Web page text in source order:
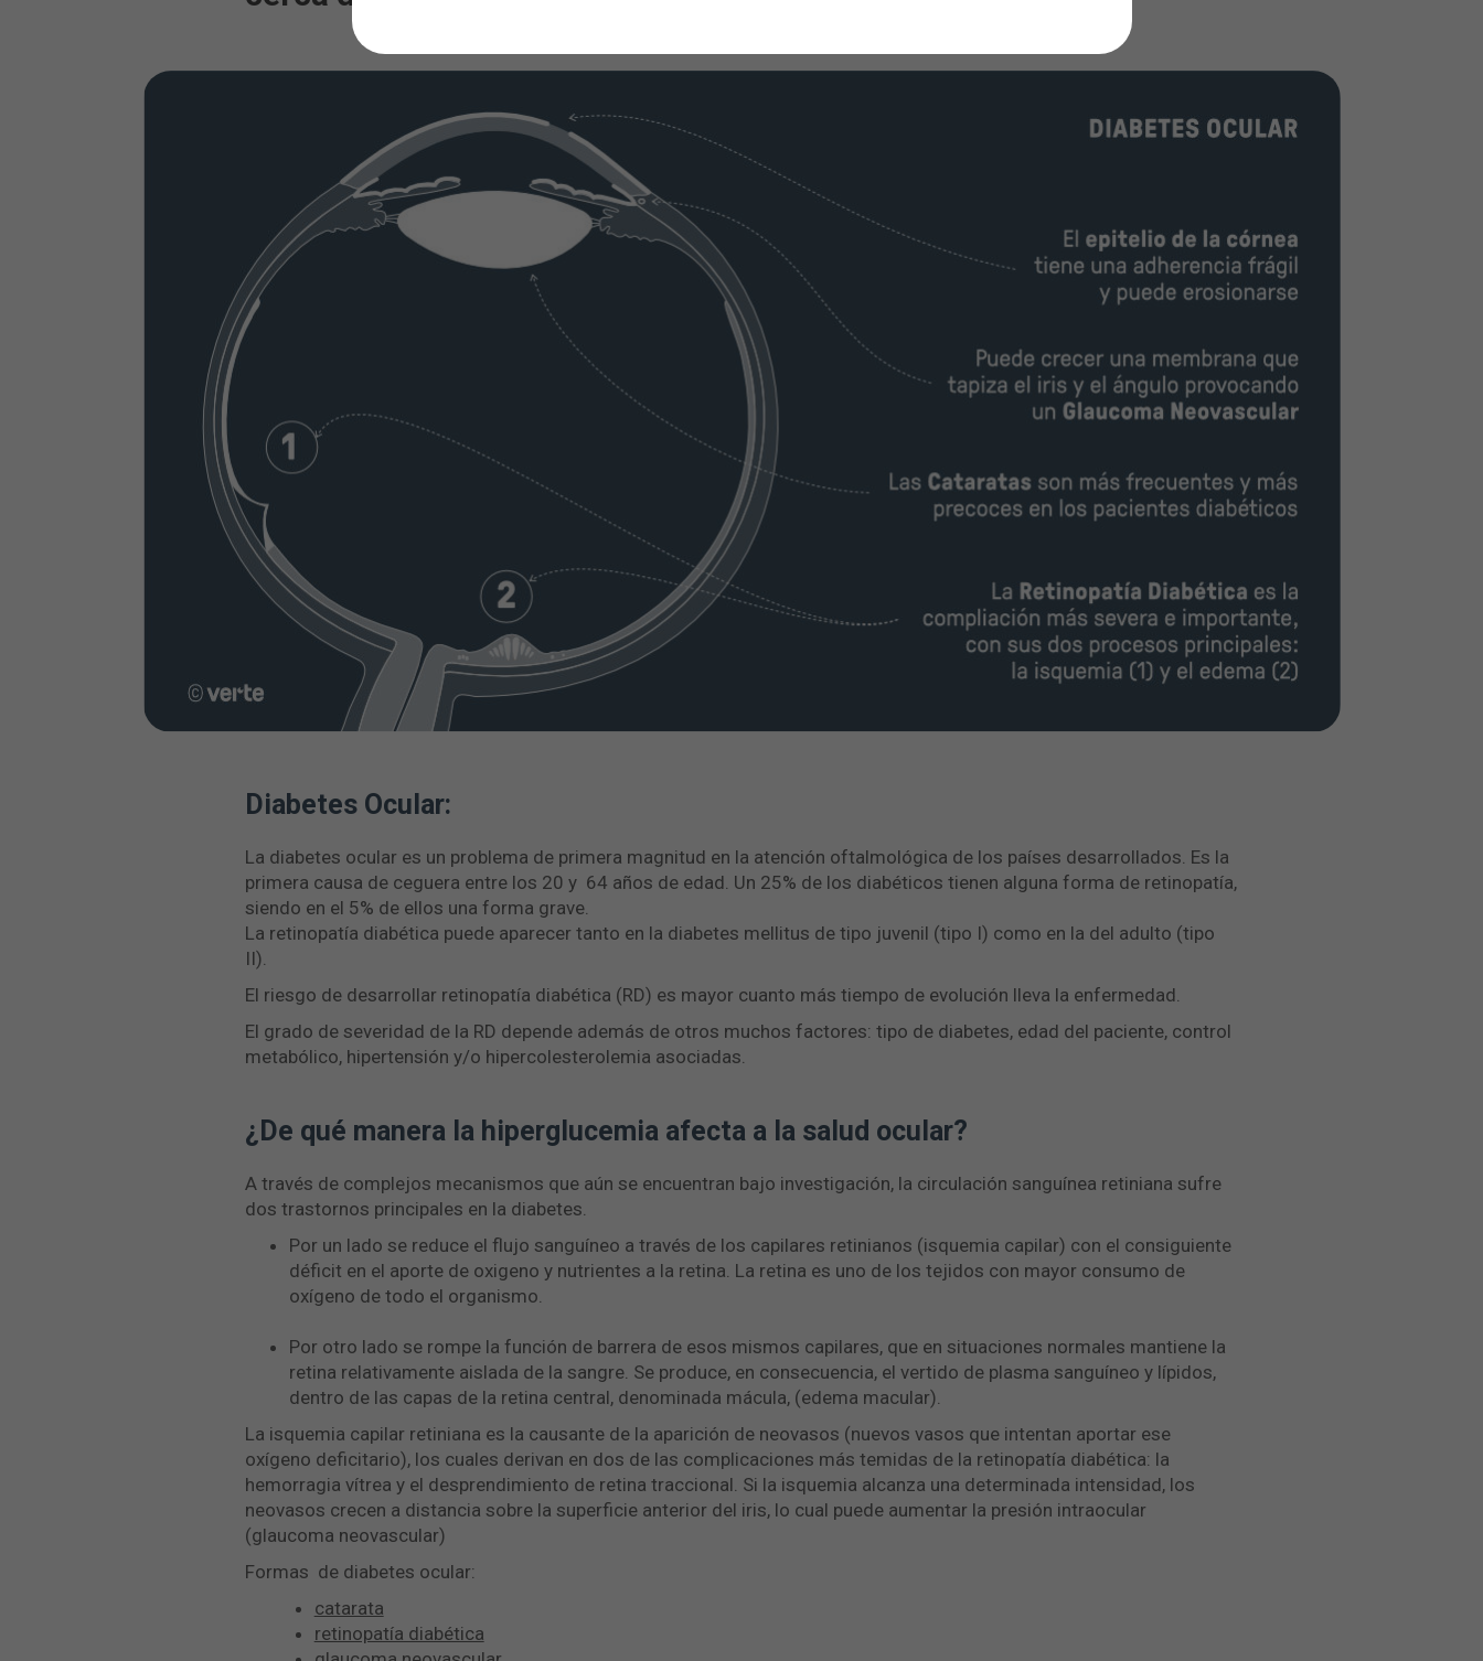
Diabetes Ocular:
La diabetes ocular es un problema de primera magnitud en la atención oftalmológica de los países desarrollados. Es la
primera causa de ceguera entre los 20 y 64 años de edad. Un 25% de los diabéticos tienen alguna forma de retinopatía,
siendo en el 5% de ellos una forma grave.
La retinopatía diabética puede aparecer tanto en la diabetes mellitus de tipo juvenil (tipo I) como en la del adulto (tipo
II).
El riesgo de desarrollar retinopatía diabética (RD) es mayor cuanto más tiempo de evolución lleva la enfermedad.
El grado de severidad de la RD depende además de otros muchos factores: tipo de diabetes, edad del paciente, control
metabólico, hipertensión y/o hipercolesterolemia asociadas.
¿De qué manera la hiperglucemia afecta a la salud ocular?
A través de complejos mecanismos que aún se encuentran bajo investigación, la circulación sanguínea retiniana sufre
dos trastornos principales en la diabetes.
Por un lado se reduce el flujo sanguíneo a través de los capilares retinianos (isquemia capilar) con el consiguiente
déficit en el aporte de oxigeno y nutrientes a la retina. La retina es uno de los tejidos con mayor consumo de
oxígeno de todo el organismo.
Por otro lado se rompe la función de barrera de esos mismos capilares, que en situaciones normales mantiene la
retina relativamente aislada de la sangre. Se produce, en consecuencia, el vertido de plasma sanguíneo y lípidos,
dentro de las capas de la retina central, denominada mácula, (edema macular).
La isquemia capilar retiniana es la causante de la aparición de neovasos (nuevos vasos que intentan aportar ese
oxígeno deficitario), los cuales derivan en dos de las complicaciones más temidas de la retinopatía diabética: la
hemorragia vítrea y el desprendimiento de retina traccional. Si la isquemia alcanza una determinada intensidad, los
neovasos crecen a distancia sobre la superficie anterior del iris, lo cual puede aumentar la presión intraocular
(glaucoma neovascular)
Formas de diabetes ocular:
catarata
retinopatía diabética